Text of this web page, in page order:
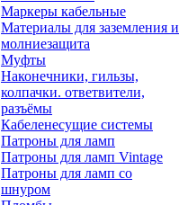
Маркеры кабельные
Материалы для заземления и
молниезащита
Муфты
Наконечники, гильзы,
колпачки. ответвители,
разъёмы
Кабеленесущие системы
Патроны для ламп
Патроны для ламп Vintage
Патроны для ламп со
шнуром